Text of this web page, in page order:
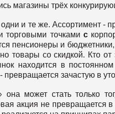
магазины трёх
и те же. Ассортимент -
торговыми точками с
пенсионеры и
товары со скидкой. Кто
находится в
превращается зачастую в
она может стать только
акция не превращается